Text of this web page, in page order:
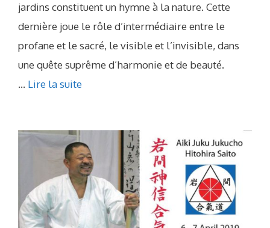
jardins constituent un hymne à la nature. Cette
dernière joue le rôle d’intermédiaire entre le
profane et le sacré, le visible et l’invisible, dans
une quête suprême d’harmonie et de beauté.
... Lire la suite